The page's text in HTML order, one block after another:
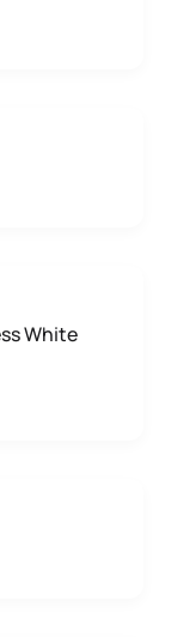
White